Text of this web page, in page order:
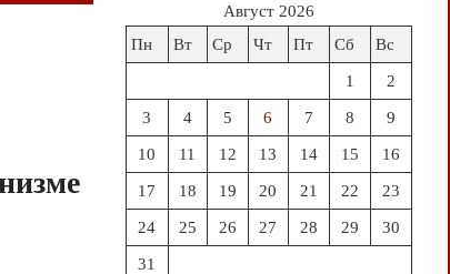
Август 2026
Пн
Вт Ср Чт Пт Сб Вс
1 2
3 4 5 6 7 8 9
10 11 12 13 14 15 16
17 18 19 20 21 22 23
24 25 26 27 28 29 30
31